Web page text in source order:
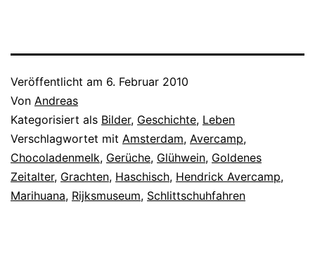
Veröffentlicht am 6. Februar 2010
Von Andreas
Kategorisiert als Bilder, Geschichte, Leben
Verschlagwortet mit Amsterdam, Avercamp,
Chocoladenmelk, Gerüche, Glühwein, Goldenes
Zeitalter, Grachten, Haschisch, Hendrick Avercamp,
Marihuana, Rijksmuseum, Schlittschuhfahren